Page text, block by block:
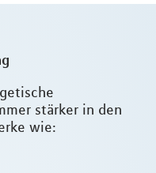
stärker in den
wie: